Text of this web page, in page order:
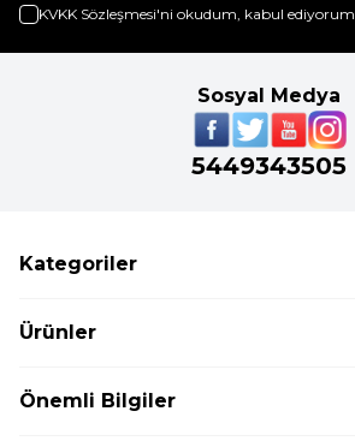
KVKK Sözleşmesi'ni okudum, kabul ediyorum.
Sosyal Medya
5449343505
Kategoriler
Ürünler
Önemli Bilgiler